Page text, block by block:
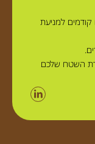
קודמים למניעת
השטח שלכם